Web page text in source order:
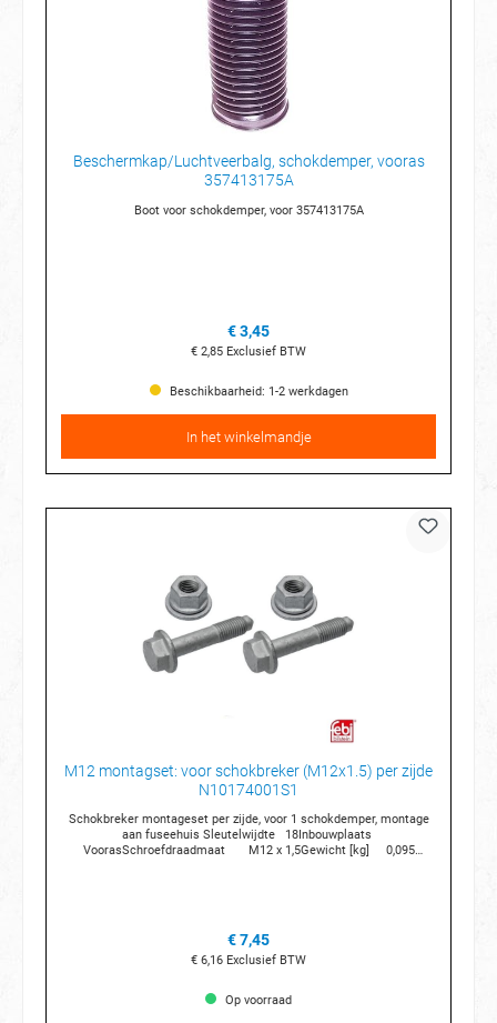
Beschermkap/Luchtveerbalg, schokdemper, vooras
357413175A
Boot voor schokdemper, voor 357413175A
€ 3,45
€ 2,85 Exclusief BTW
Beschikbaarheid: 1-2 werkdagen
In het winkelmandje
M12 montagset: voor schokbreker (M12x1.5) per zijde
N10174001S1
Schokbreker montageset per zijde, voor 1 schokdemper, montage
aan fuseehuis Sleutelwijdte 18Inbouwplaats
VoorasSchroefdraadmaat M12 x 1,5Gewicht [kg] 0,095
€ 7,45
€ 6,16 Exclusief BTW
Op voorraad